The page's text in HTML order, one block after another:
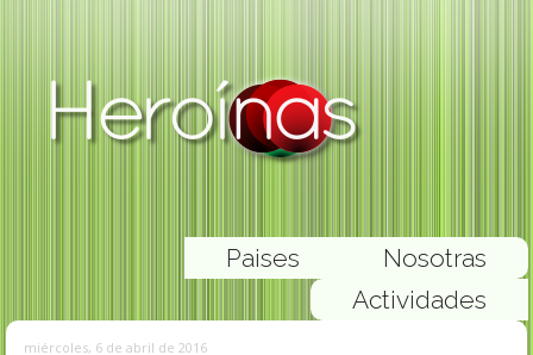
Nosotras
Paises
Actividades
miércoles, 6 de abril de 2016